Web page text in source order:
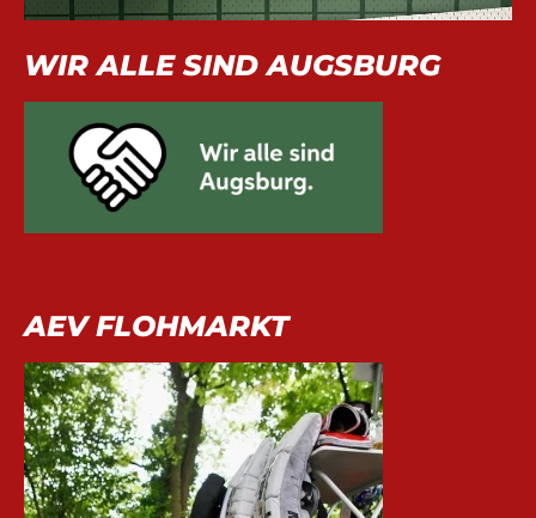
WIR ALLE SIND AUGSBURG
AEV FLOHMARKT